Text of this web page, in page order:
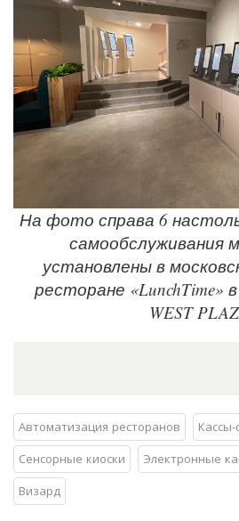
На фото справа 6
самообслуживания
установлены в
ресторане «LunchTime»
WEST
Автоматизация ресторанов
Сенсорные киоски
Электронные
Визард